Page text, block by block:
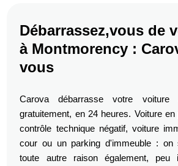
Débarrassez,vous de
à Montmorency :
vous
Carova débarrasse votre
gratuitement, en 24 heures. Voiture
contrôle technique négatif, voiture
cour ou un parking d'immeuble : on
toute autre raison également, peu